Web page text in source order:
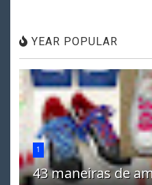
YEAR POPULAR
1
43 maneiras de